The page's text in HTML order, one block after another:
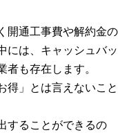
開通工事費や解約金の
には、キャッシュバッ
者も存在します。
得」とは言えないこと
することができるの